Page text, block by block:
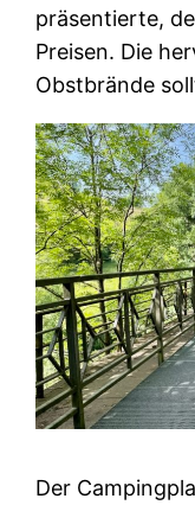
präsentierte,
Preisen. Die
Obstbrände
Der